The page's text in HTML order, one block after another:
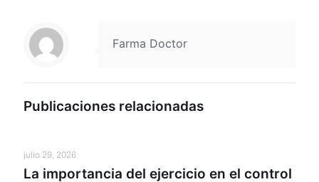
Farma Doctor
Publicaciones relacionadas
julio 29, 2026
La importancia del ejercicio en el control